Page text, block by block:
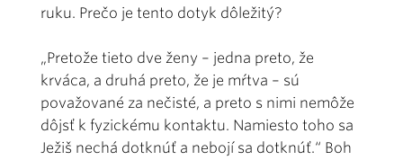
ruku. Prečo je tento dotyk dôležitý?
„Pretože tieto dve ženy – jedna preto, že
krváca, a druhá preto, že je mŕtva – sú
považované za nečisté, a preto s nimi nemôže
dôjsť k fyzickému kontaktu. Namiesto toho sa
Ježiš nechá dotknúť a nebojí sa dotknúť.“ Boh